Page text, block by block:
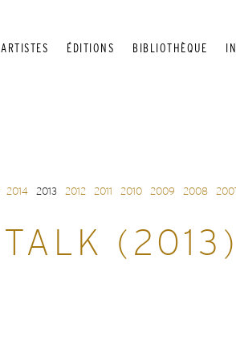
ARTISTES ÉDITIONS BIBLIOTHÈQUE
2014 2013 2012 2011 2010 2009 2008
TALK (2013)